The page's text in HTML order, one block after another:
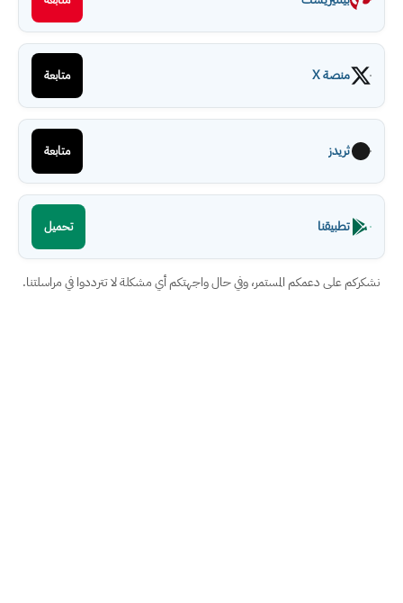
منصة X متابعة
ثريدز متابعة
تطبيقنا تحميل
نشكركم على دعمكم المستمر، وفي حال واجهتكم أي مشكلة لا تترددوا في مراسلتنا.